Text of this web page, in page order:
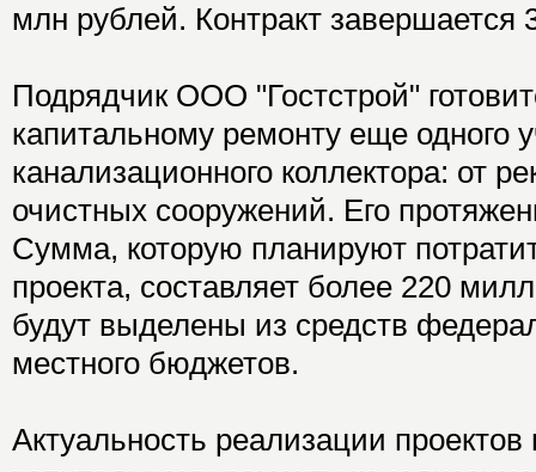
млн рублей. Контракт завершается
Подрядчик ООО "Гостстрой"
капитальному ремонту еще одного
канализационного коллектора: от
очистных сооружений. Его
Сумма, которую планируют
проекта, составляет более 220
будут выделены из средств
местного бюджетов.
Актуальность реализации проектов